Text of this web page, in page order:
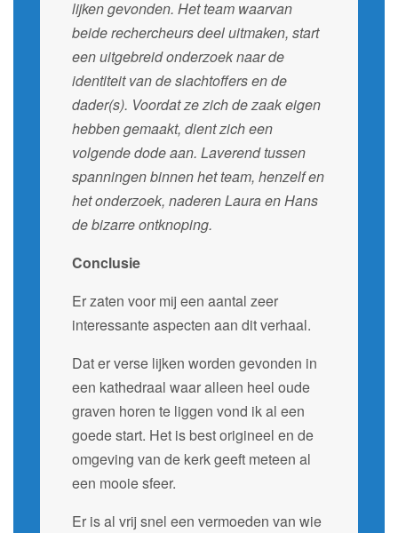
lijken gevonden. Het team waarvan
beide rechercheurs deel uitmaken, start
een uitgebreid onderzoek naar de
identiteit van de slachtoffers en de
dader(s). Voordat ze zich de zaak eigen
hebben gemaakt, dient zich een
volgende dode aan. Laverend tussen
spanningen binnen het team, henzelf en
het onderzoek, naderen Laura en Hans
de bizarre ontknoping.
Conclusie
Er zaten voor mij een aantal zeer
interessante aspecten aan dit verhaal.
Dat er verse lijken worden gevonden in
een kathedraal waar alleen heel oude
graven horen te liggen vond ik al een
goede start. Het is best origineel en de
omgeving van de kerk geeft meteen al
een mooie sfeer.
Er is al vrij snel een vermoeden van wie